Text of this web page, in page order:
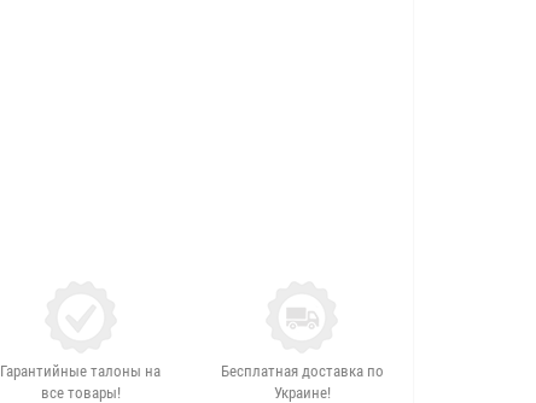
Гарантийные талоны на
все товары!
Бесплатная доставка по
Украине!